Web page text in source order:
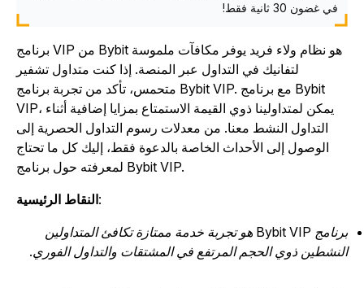
في غضون 30 ثانية فقط!
برنامج VIP من Bybit هو نظام ولاء فريد يوفر مكافآت ملموسة
لتفانيك في التداول عبر المنصة. إذا كنت متداول تشفير
متحمس، تأكد من تجربة برنامج Bybit VIP. مع برنامج Bybit
VIP، يمكن لمتداولينا ذوي القيمة الاستمتاع بمزايا إضافية أثناء
التداول النشط معنا. من معدلات رسوم التداول الحصرية إلى
الوصول إلى الأحداث الخاصة بالدعوة فقط، إليك كل ما تحتاج
لمعرفته حول برنامج Bybit VIP.
النقاط الرئيسية
برنامج Bybit VIP هو تجربة خدمة ممتازة تكافئ المتداولين
ذوي الحجم المرتفع في المشتقات والتداول الفوري.